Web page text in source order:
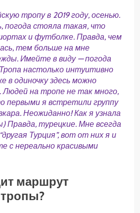
тропу в 2019 году, осенью.
погода стояла такая, что
и футболке. Правда, чем
тем больше на мне
Имейте в виду — погода
настолько интуитивно
в одиночку здесь можно
Людей на тропе не так много,
первыми я встретили группу
Неожиданно! Как я узнала
Правда, турецкие. Мне всегда
Турция”, вот от них я и
с нереально красивыми
маршрут